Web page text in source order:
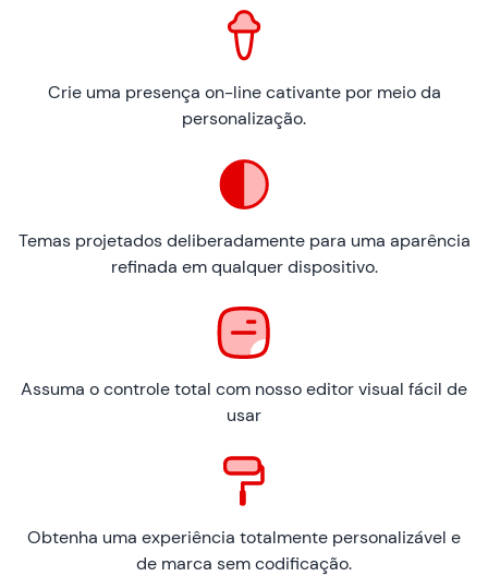
Crie uma presença on-line cativante por meio da
personalização.
Temas projetados deliberadamente para uma aparência
refinada em qualquer dispositivo.
Assuma o controle total com nosso editor visual fácil de
usar
Obtenha uma experiência totalmente personalizável e
de marca sem codificação.